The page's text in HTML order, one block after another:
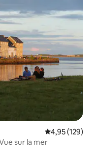
appréciés
Évaluation
4,95 (129)
sur la mer